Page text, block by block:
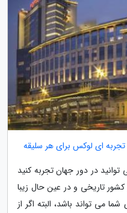
ای لوکس برای هر سلیقه
در دور جهان تجربه کنید
تاریخی و در عین حال زیبا
می تواند باشد، البته اگر از